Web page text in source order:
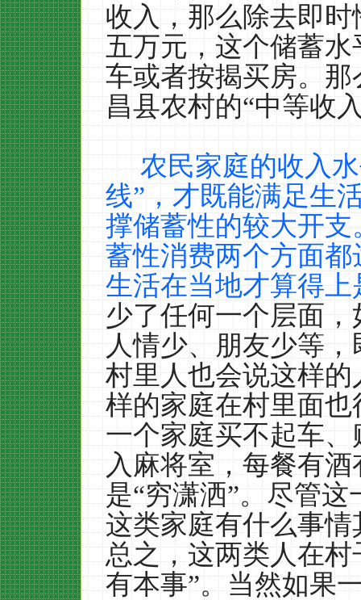
收入，那么除去即
五万元，这个储蓄
车或者按揭买房。
昌县农村的“中等收
农民家庭的收入
线”，才既能满足生
撑储蓄性的较大开
蓄性消费两个方面
生活在当地才算得
少了任何一个层面
人情少、朋友少等
村里人也会说这样
样的家庭在村里面
一个家庭买不起车
入麻将室，每餐有
是“穷潇洒”。尽管
这类家庭有什么事
总之，这两类人在
有本事”。当然如果